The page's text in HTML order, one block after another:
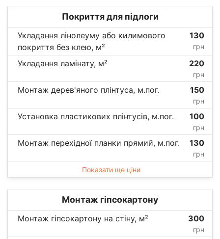
Покриття для підлоги
Укладання лінолеуму або килимового
покриття без клею, м²
130
грн
Укладання ламінату, м² 220
грн
Монтаж дерев'яного плінтуса, м.пог. 150
грн
Установка пластикових плінтусів, м.пог. 100
грн
Монтаж перехідної планки прямий, м.пог. 130
грн
Показати ще ціни
Монтаж гіпсокартону
Монтаж гіпсокартону на стіну, м² 300
грн